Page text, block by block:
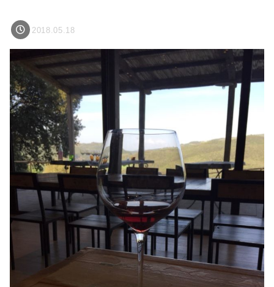
2018.05.18